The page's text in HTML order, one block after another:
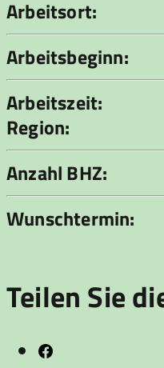
Arbeitsort:
Arbeitsbeginn:
Arbeitszeit:
Region:
Anzahl BHZ:
Wunschtermin:
Teilen Sie